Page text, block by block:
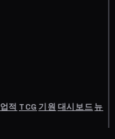
업적 TCG기원 대시보드뉴